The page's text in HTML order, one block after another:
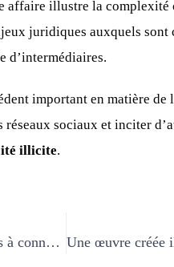
affaire illustre la complexité
juridiques auxquels sont
d’intermédiaires.
important en matière de
réseaux sociaux et inciter
illicite.
Concurrence déloyale : les 4 cas types à connaître pour protéger votre entreprise